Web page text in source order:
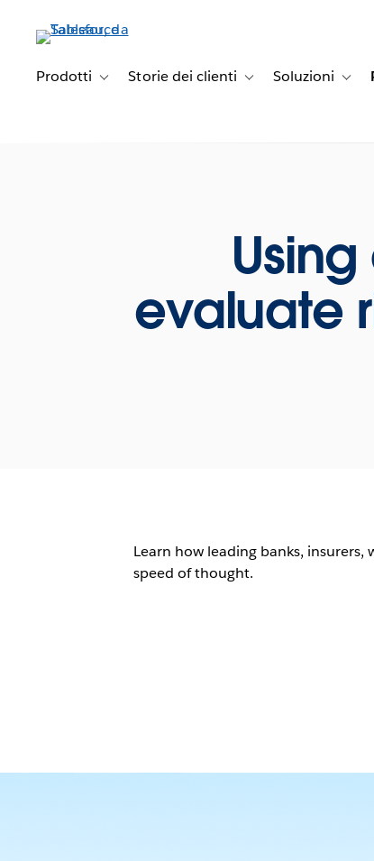
principale
Prodotti Toggle sub-navigation for Prodotti
Storie dei clienti Toggle sub-navigation
Soluzioni
evaluate
Learn how leading banks,
speed of thought.